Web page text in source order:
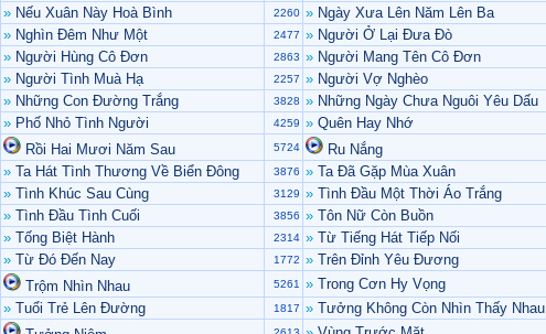
» Nếu Xuân Này Hoà Bình 2260 » Ngày Xưa Lên Năm Lên Ba
» Nghìn Đêm Như Một 2477 » Người Ở Lại Đưa Đò
» Người Hùng Cô Đơn 2863 » Người Mang Tên Cô Đơn
» Người Tình Muà Hạ 2257 » Người Vợ Nghèo
» Những Con Đường Trắng 3828 » Những Ngày Chưa Nguôi Yêu Dấu
» Phố Nhỏ Tình Người 4259 » Quên Hay Nhớ
Rồi Hai Mươi Năm Sau 5724 Ru Nắng
» Ta Hát Tình Thương Về Biển Đông 3876 » Ta Đã Gặp Mùa Xuân
» Tình Khúc Sau Cùng 3129 » Tình Đầu Một Thời Áo Trắng
» Tình Đầu Tình Cuối 3856 » Tôn Nữ Còn Buồn
» Tống Biệt Hành 2314 » Từ Tiếng Hát Tiếp Nối
» Từ Đó Đến Nay 1772 » Trên Đỉnh Yêu Đương
Trộm Nhìn Nhau 5261 » Trong Cơn Hy Vọng
» Tuổi Trẻ Lên Đường 1817 » Tưởng Không Còn Nhìn Thấy Nhau